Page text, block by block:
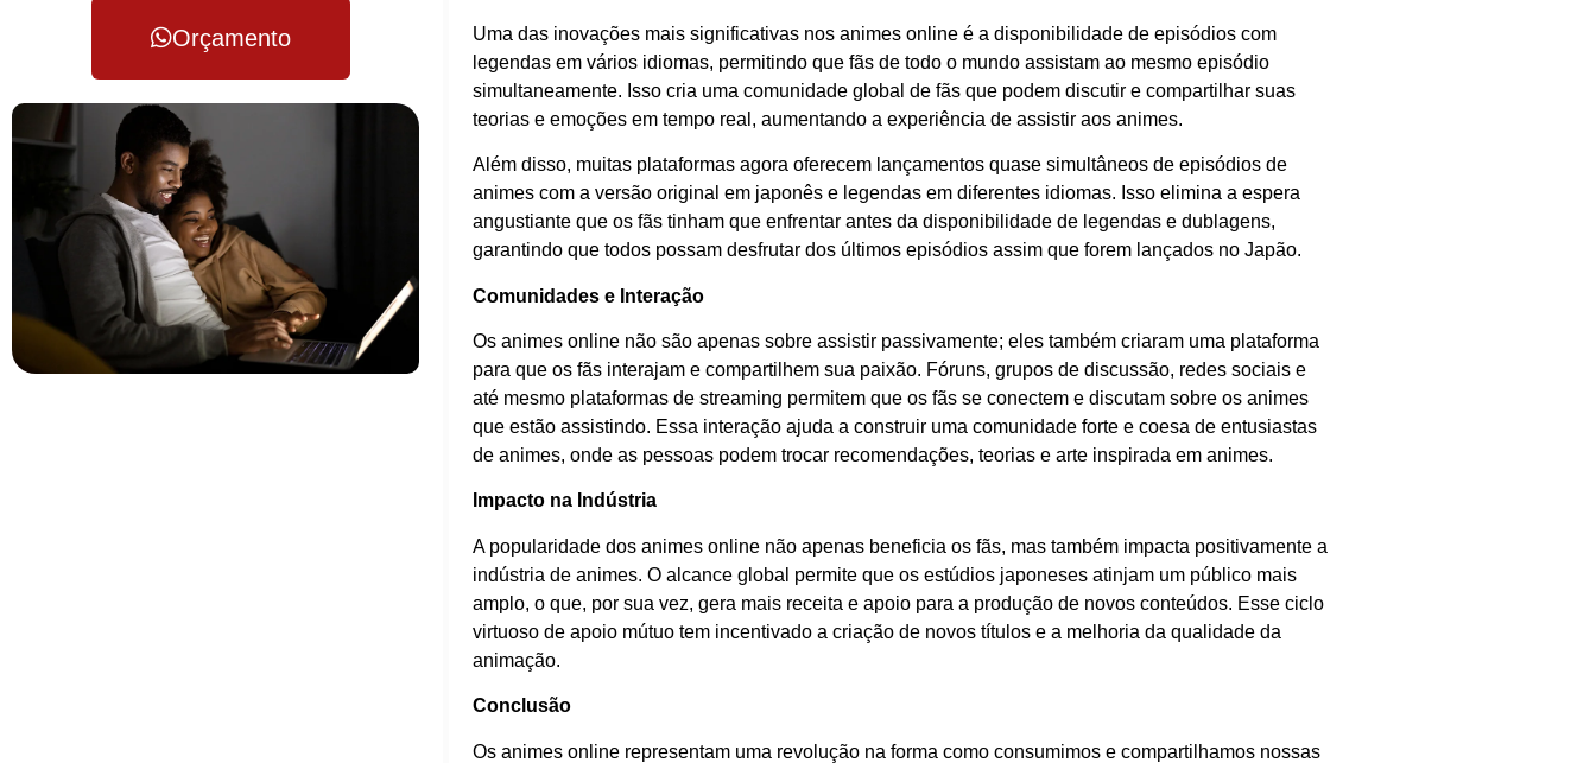
Orçamento
Uma das inovações mais significativas nos animes online é a disponibilidade de episódios com
legendas em vários idiomas, permitindo que fãs de todo o mundo assistam ao mesmo episódio
simultaneamente. Isso cria uma comunidade global de fãs que podem discutir e compartilhar suas
teorias e emoções em tempo real, aumentando a experiência de assistir aos animes.
Além disso, muitas plataformas agora oferecem lançamentos quase simultâneos de episódios de
animes com a versão original em japonês e legendas em diferentes idiomas. Isso elimina a espera
angustiante que os fãs tinham que enfrentar antes da disponibilidade de legendas e dublagens,
garantindo que todos possam desfrutar dos últimos episódios assim que forem lançados no Japão.
Comunidades e Interação
Os animes online não são apenas sobre assistir passivamente; eles também criaram uma plataforma
para que os fãs interajam e compartilhem sua paixão. Fóruns, grupos de discussão, redes sociais e
até mesmo plataformas de streaming permitem que os fãs se conectem e discutam sobre os animes
que estão assistindo. Essa interação ajuda a construir uma comunidade forte e coesa de entusiastas
de animes, onde as pessoas podem trocar recomendações, teorias e arte inspirada em animes.
Impacto na Indústria
A popularidade dos animes online não apenas beneficia os fãs, mas também impacta positivamente a
indústria de animes. O alcance global permite que os estúdios japoneses atinjam um público mais
amplo, o que, por sua vez, gera mais receita e apoio para a produção de novos conteúdos. Esse ciclo
virtuoso de apoio mútuo tem incentivado a criação de novos títulos e a melhoria da qualidade da
animação.
Conclusão
Os animes online representam uma revolução na forma como consumimos e compartilhamos nossas